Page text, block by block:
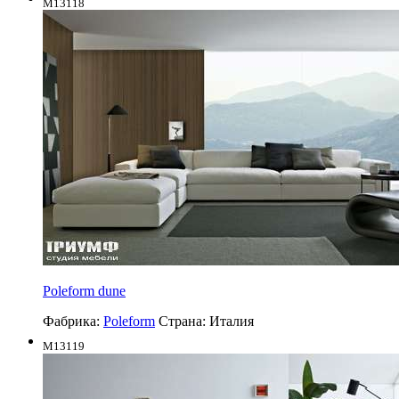
Poleform dune
Фабрика: Poleform Страна: Италия
M13119